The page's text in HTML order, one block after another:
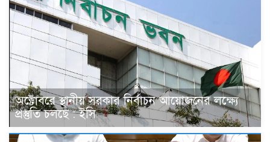
অক্টোবরে স্থানীয় সরকার নির্বাচন আয়োজনের লক্ষ্যে
প্রস্তুতি চলছে : ইসি